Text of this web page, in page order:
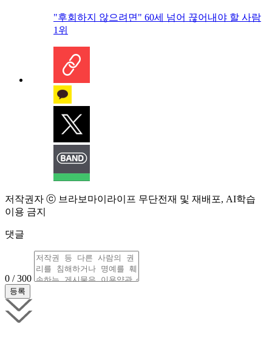
"후회하지 않으려면" 60세 넘어 끊어내야 할 사람
1위
저작권자 ⓒ 브라보마이라이프 무단전재 및 재배포, AI학습
이용 금지
댓글
0 / 300